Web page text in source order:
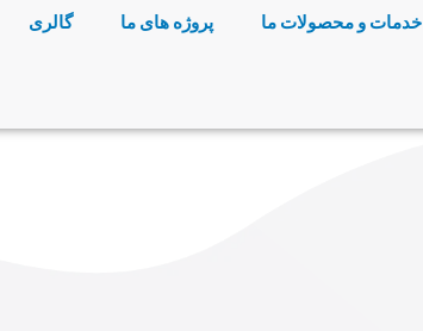
خدمات و محصولات ما پروژه های ما گالری